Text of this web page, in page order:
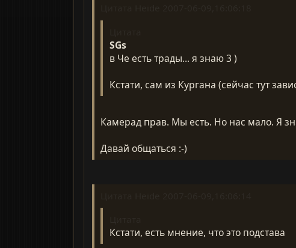
SGs
в Че есть трады... я знаю 3 )
Кстати, сам из Кургана (сейчас тут
Камерад прав. Мы есть. Но нас мало. Я
Давай общаться :-)
Кстати, есть мнение, что это подстава